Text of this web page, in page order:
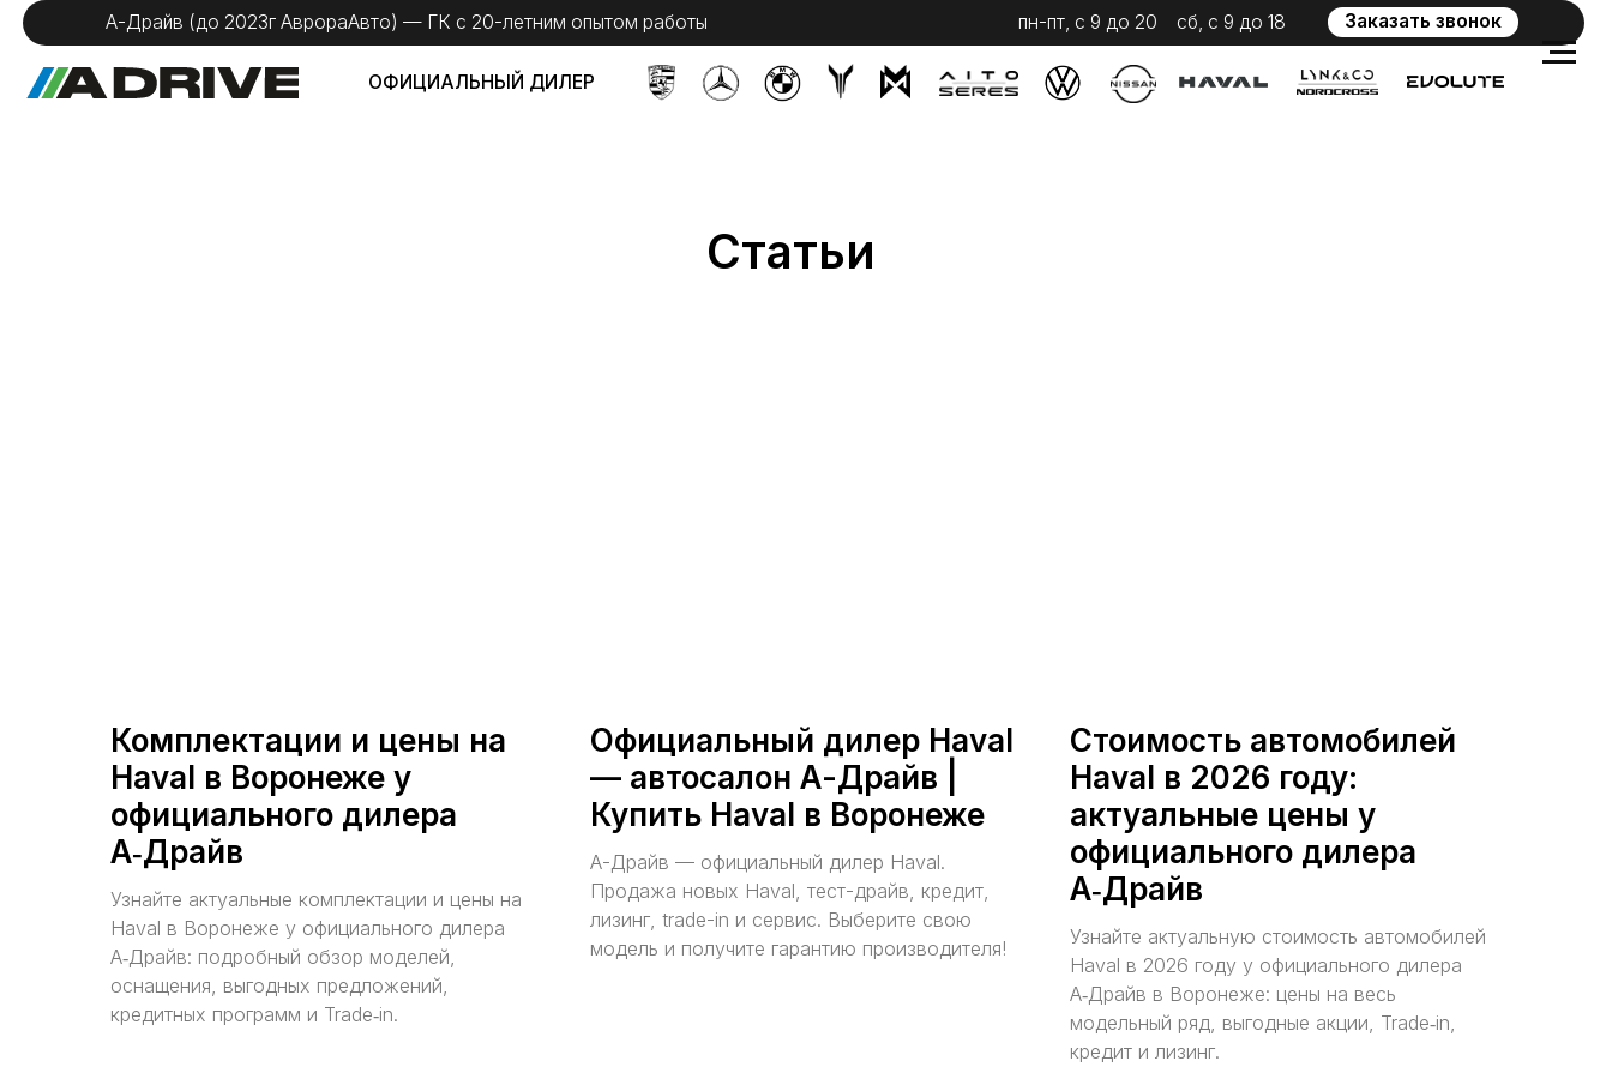
А-Драйв (до 2023г АврораАвто) — ГК с 20-летним опытом работы пн-пт, с 9 до 20 Заказать звонок
сб, с 9 до 18
ОФИЦИАЛЬНЫЙ ДИЛЕР
Статьи
Комплектации и цены на
Haval в Воронеже у
официального дилера
А‑Драйв
Узнайте актуальные комплектации и цены на
Haval в Воронеже у официального дилера
А‑Драйв: подробный обзор моделей,
оснащения, выгодных предложений,
кредитных программ и Trade‑in.
Официальный дилер Haval
— автосалон А-Драйв |
Купить Haval в Воронеже
А-Драйв — официальный дилер Haval.
Продажа новых Haval, тест-драйв, кредит,
лизинг, trade-in и сервис. Выберите свою
модель и получите гарантию производителя!
Стоимость автомобилей
Haval в 2026 году:
актуальные цены у
официального дилера
А‑Драйв
Узнайте актуальную стоимость автомобилей
Haval в 2026 году у официального дилера
А‑Драйв в Воронеже: цены на весь
модельный ряд, выгодные акции, Trade‑in,
кредит и лизинг.